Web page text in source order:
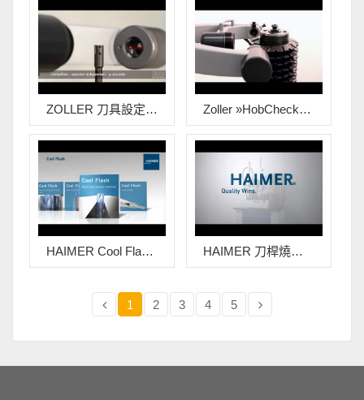
ZOLLER 刀具設定與量測儀 Zoller »HobCheck« 滾齒輪刀具設定量測儀
HAIMER Cool Flash環繞式燒結冷卻系統刀桿 HAIMER 刀桿燒結機
1 2 3 4 5